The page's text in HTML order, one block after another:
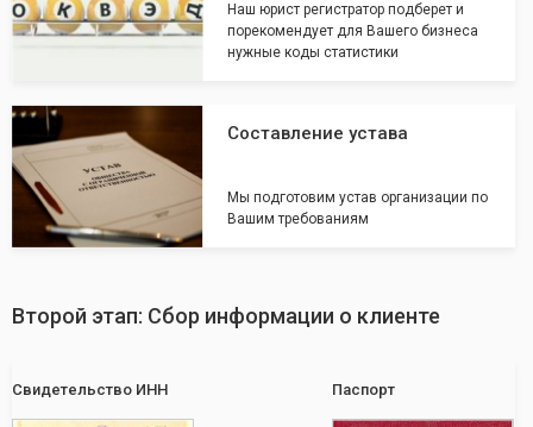
Наш юрист регистратор подберет и
порекомендует для Вашего бизнеса
нужные коды статистики
Составление устава
Мы подготовим устав организации по
Вашим требованиям
Второй этап: Сбор информации о клиенте
Свидетельство ИНН Паспорт